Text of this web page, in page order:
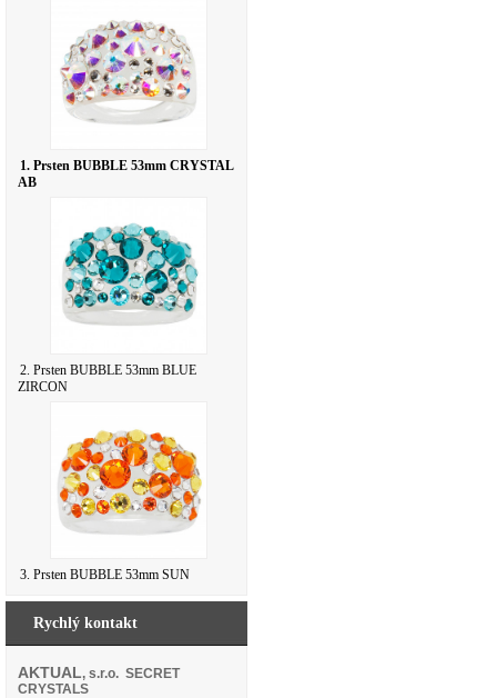
1. Prsten BUBBLE 53mm CRYSTAL
AB
2. Prsten BUBBLE 53mm BLUE
ZIRCON
3. Prsten BUBBLE 53mm SUN
Rychlý kontakt
AKTUAL, s.r.o. SECRET
CRYSTALS